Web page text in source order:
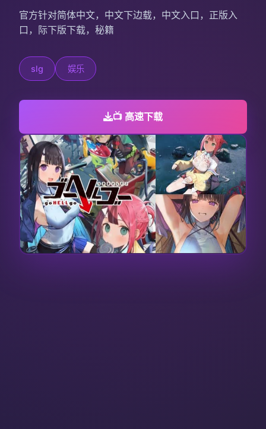
官方针对简体中文，中文下边载，中文入口，正版入
口，际下版下载，秘籍
slg 娱乐
📺 高速下载